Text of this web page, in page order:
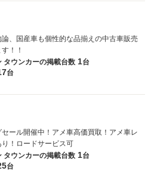
、国産車も個性的な品揃えの中古車販売
！！
タウンカーの掲載台数 1台
台
セール開催中！アメ車高価買取！アメ車レ
り！ロードサービス可
タウンカーの掲載台数 1台
台